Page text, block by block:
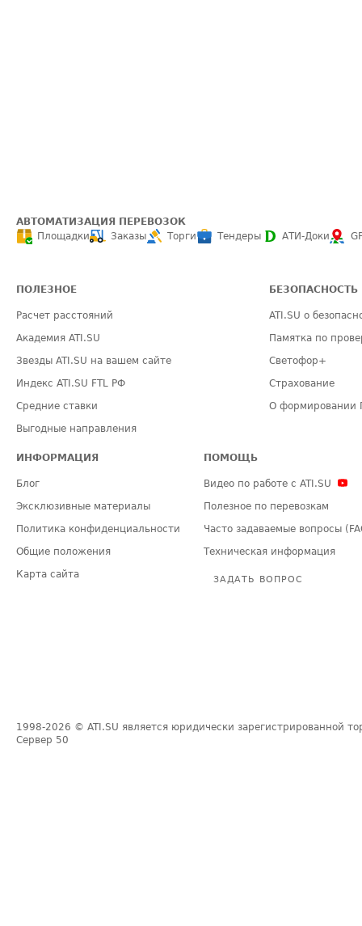
АВТОМАТИЗАЦИЯ ПЕРЕВОЗОК
Площадки
Заказы Торги Тендеры АТИ-Доки
ПОЛЕЗНОЕ
Расчет расстояний
Академия ATI.SU
Звезды ATI.SU на вашем сайте
Индекс ATI.SU FTL РФ
Средние ставки
Выгодные направления
БЕЗОПАСНОСТЬ
ATI.SU о
Памятка по
Светофор+
Страхование
О формировании
ИНФОРМАЦИЯ
Блог
Эксклюзивные материалы
Политика конфиденциальности
Общие положения
Карта сайта
ПОМОЩЬ
Видео по работе с ATI.SU
Полезное по перевозкам
Часто задаваемые вопросы
Техническая информация
ЗАДАТЬ ВОПРОС
1998-2026 © ATI.SU является юридически зарегистрированной
Сервер 50